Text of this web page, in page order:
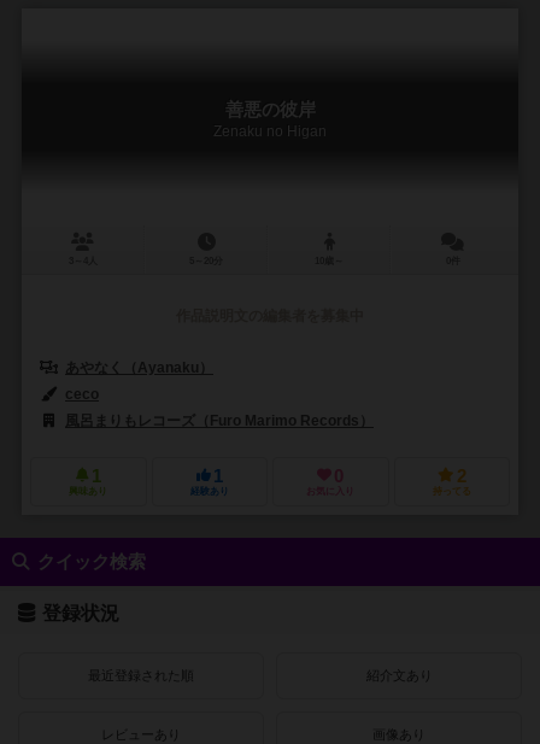
善悪の彼岸
Zenaku no Higan
あやなく（Ayanaku）
ceco
風呂まりもレコーズ（Furo Marimo Records）
1
興味あり
1
経験あり
0
お気に入り
2
持ってる
クイック検索
登録状況
最近登録された順 紹介文あり
レビューあり 画像あり